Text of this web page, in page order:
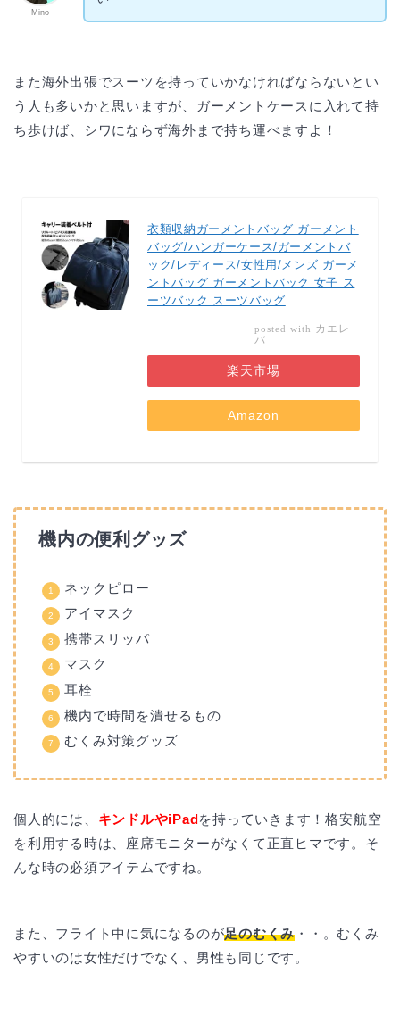
Mino
また海外出張でスーツを持っていかなければならないとい
う人も多いかと思いますが、ガーメントケースに入れて持
ち歩けば、シワにならず海外まで持ち運べますよ！
衣類収納ガーメントバッグ ガーメント
バッグ/ハンガーケース/ガーメントバ
ック/レディース/女性用/メンズ ガーメ
ントバッグ ガーメントバック 女子 ス
ーツバック スーツバッグ
posted with カエレ
バ
楽天市場
Amazon
機内の便利グッズ
ネックピロー
アイマスク
携帯スリッパ
マスク
耳栓
機内で時間を潰せるもの
むくみ対策グッズ
個人的には、 キンドルやiPadを持っていきます！格安航空
を利用する時は、座席モニターがなくて正直ヒマです。そ
んな時の必須アイテムですね。
また、フライト中に気になるのが足のむくみ ・・。むくみ
やすいのは女性だけでなく、男性も同じです。